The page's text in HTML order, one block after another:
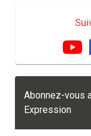
Abonnez-vous
Expression